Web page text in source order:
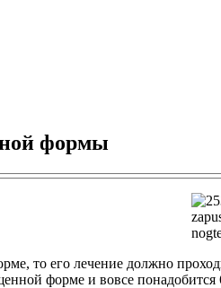
формы
то его лечение должно
форме и вовсе понадобится